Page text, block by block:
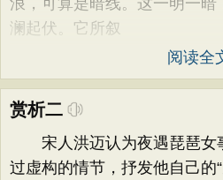
浪，可算是暗线。这一明一暗
澜起伏。它所叙
阅读全
赏析二
宋人洪迈认为夜遇琵琶女
过虚构的情节，抒发他自己的